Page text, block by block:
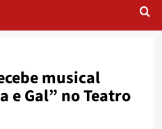
musical
e Gal” no Teatro